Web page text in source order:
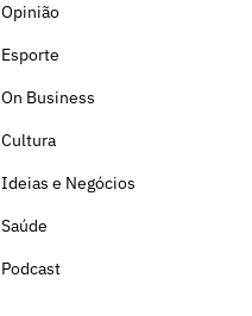
Opinião
Esporte
On Business
Cultura
Ideias e Negócios
Saúde
Podcast